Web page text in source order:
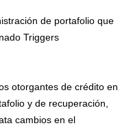
de portafolio que
Triggers
otorgantes de crédito en
y de recuperación,
cambios en el